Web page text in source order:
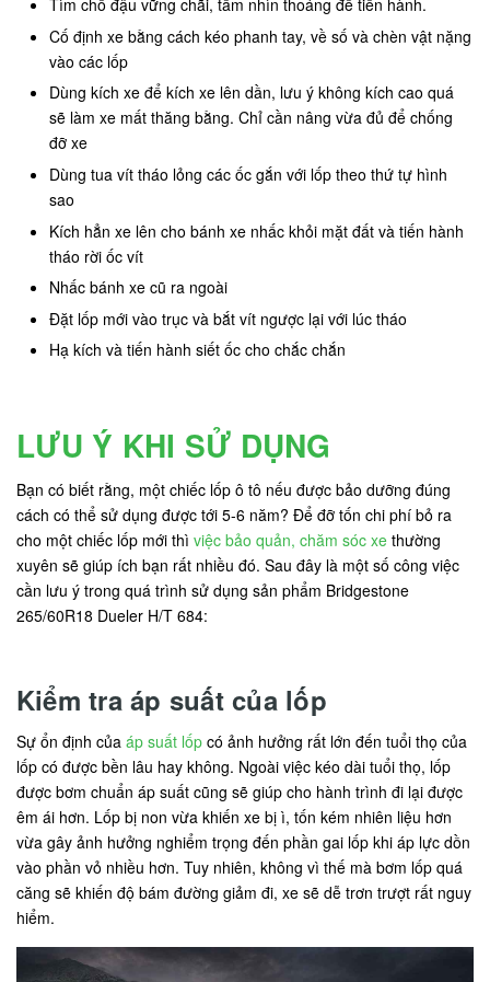
Tìm chỗ đậu vững chãi, tầm nhìn thoáng để tiến hành.
Cố định xe bằng cách kéo phanh tay, về số và chèn vật nặng
vào các lốp
Dùng kích xe để kích xe lên dần, lưu ý không kích cao quá
sẽ làm xe mất thăng bằng. Chỉ cần nâng vừa đủ để chống
đỡ xe
Dùng tua vít tháo lỏng các ốc gắn với lốp theo thứ tự hình
sao
Kích hẳn xe lên cho bánh xe nhấc khỏi mặt đất và tiến hành
tháo rời ốc vít
Nhấc bánh xe cũ ra ngoài
Đặt lốp mới vào trục và bắt vít ngược lại với lúc tháo
Hạ kích và tiến hành siết ốc cho chắc chắn
LƯU Ý KHI SỬ DỤNG
Bạn có biết rằng, một chiếc lốp ô tô nếu được bảo dưỡng đúng
cách có thể sử dụng được tới 5-6 năm? Để đỡ tốn chi phí bỏ ra
cho một chiếc lốp mới thì việc bảo quản, chăm sóc xe thường
xuyên sẽ giúp ích bạn rất nhiều đó. Sau đây là một số công việc
cần lưu ý trong quá trình sử dụng sản phẩm Bridgestone
265/60R18 Dueler H/T 684:
Kiểm tra áp suất của lốp
Sự ổn định của áp suất lốp có ảnh hưởng rất lớn đến tuổi thọ của
lốp có được bền lâu hay không. Ngoài việc kéo dài tuổi thọ, lốp
được bơm chuẩn áp suất cũng sẽ giúp cho hành trình đi lại được
êm ái hơn. Lốp bị non vừa khiến xe bị ì, tốn kém nhiên liệu hơn
vừa gây ảnh hưởng nghiểm trọng đến phần gai lốp khi áp lực dồn
vào phần vỏ nhiều hơn. Tuy nhiên, không vì thế mà bơm lốp quá
căng sẽ khiến độ bám đường giảm đi, xe sẽ dễ trơn trượt rất nguy
hiểm.